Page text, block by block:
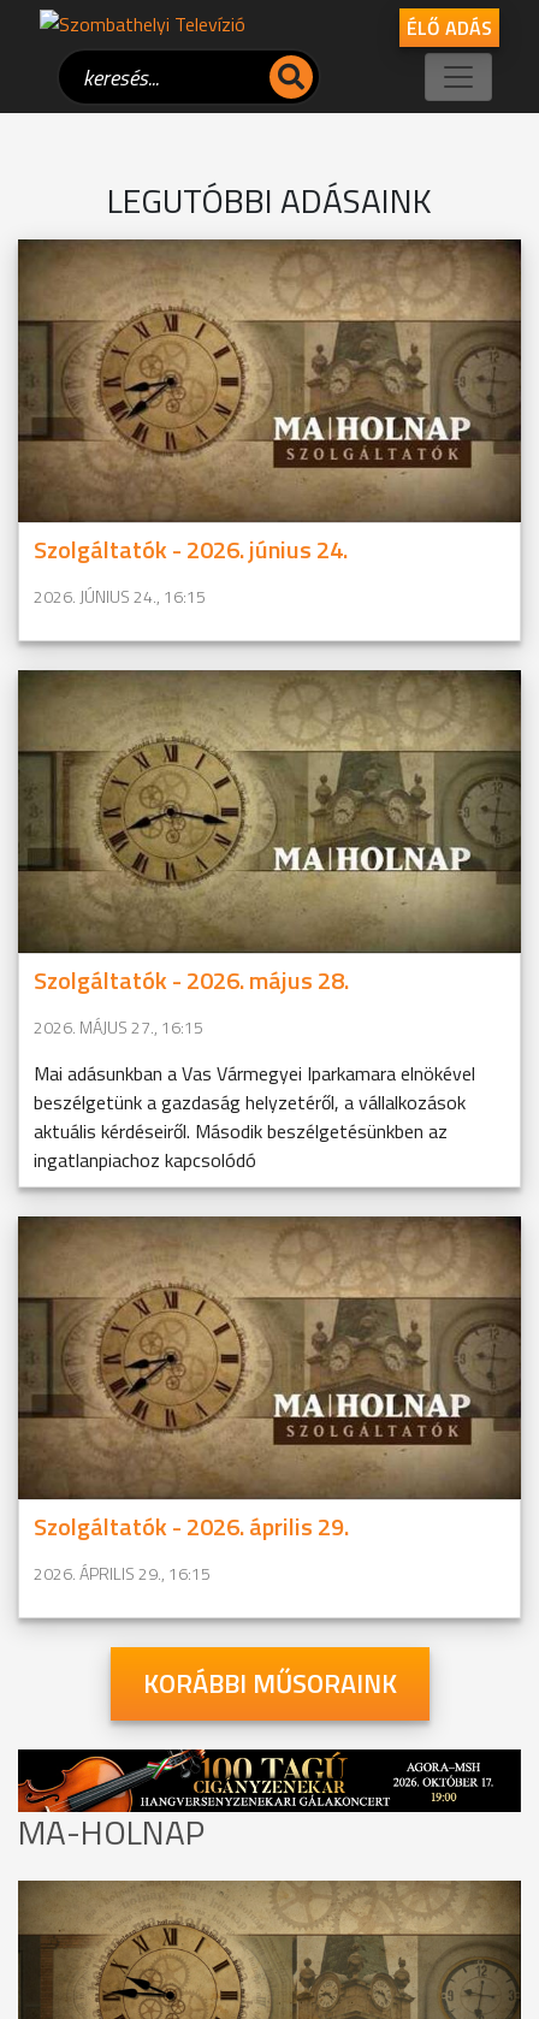
ÉLŐ ADÁS
LEGUTÓBBI ADÁSAINK
Szolgáltatók - 2026. június 24.
2026. JÚNIUS 24., 16:15
Szolgáltatók - 2026. május 28.
2026. MÁJUS 27., 16:15
Mai adásunkban a Vas Vármegyei Iparkamara elnökével
beszélgetünk a gazdaság helyzetéről, a vállalkozások
aktuális kérdéseiről. Második beszélgetésünkben az
ingatlanpiachoz kapcsolódó
Szolgáltatók - 2026. április 29.
2026. ÁPRILIS 29., 16:15
KORÁBBI MŰSORAINK
MA-HOLNAP